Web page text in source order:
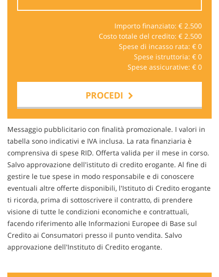
Importo finanziato: € 2.500
Costo totale del credito: € 2.500
Spese di incasso rata: € 0
Spese istruttoria: € 0
Spese assicurative: € 0
PROCEDI
Contattaci
Messaggio pubblicitario con finalità promozionale. I valori in
tabella sono indicativi e IVA inclusa. La rata finanziaria è
comprensiva di spese RID. Offerta valida per il mese in corso.
Salvo approvazione dell'istituto di credito erogante. Al fine di
gestire le tue spese in modo responsabile e di conoscere
eventuali altre offerte disponibili, l'Istituto di Credito erogante
ti ricorda, prima di sottoscrivere il contratto, di prendere
visione di tutte le condizioni economiche e contrattuali,
facendo riferimento alle Informazioni Europee di Base sul
Credito ai Consumatori presso il punto vendita. Salvo
approvazione dell'Instituto di Credito erogante.